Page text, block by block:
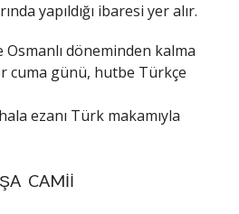
yapıldığı ibaresi yer alır.
Osmanlı döneminden kalma
cuma günü, hutbe Türkçe
ezanı Türk makamıyla
CAMII